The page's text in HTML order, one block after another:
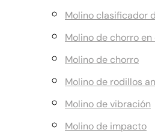
Molino clasificador
Molino de chorro en
Molino de chorro
Molino de rodillos
Molino de vibración
Molino de impacto